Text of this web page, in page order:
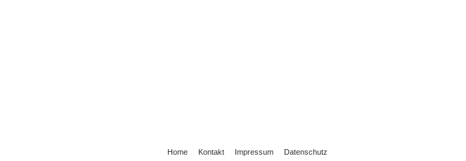
Home Kontakt Impressum Datenschutz